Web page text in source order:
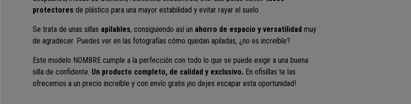
protectores de plástico para una mayor estabilidad y evitar rayar el suelo.
Se trata de unas sillas apilables, consiguiendo así un ahorro de espacio y versatilidad muy
de agradecer. Puedes ver en las fotografías cómo quedan apiladas, ¿no es increíble?
Este modelo NOMBRE cumple a la perfección con todo lo que se puede exigir a una buena
silla de confidente. Un producto completo, de calidad y exclusivo. En ofisillas te las
ofrecemos a un precio increíble y con envío gratis ¡no dejes escapar esta oportunidad!